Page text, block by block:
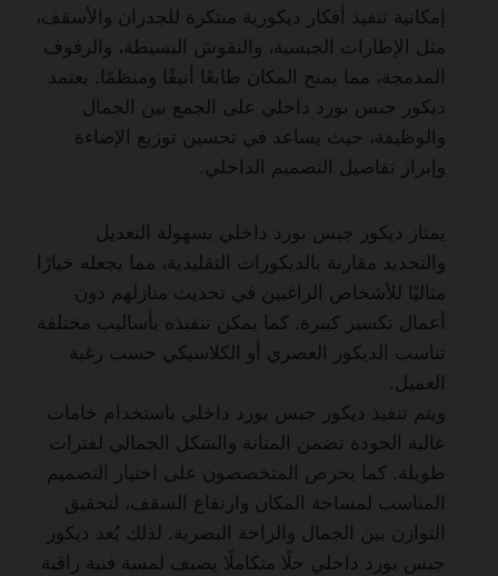
إمكانية تنفيذ أفكار ديكورية مبتكرة للجدران والأسقف،
مثل الإطارات الجبسية، والنقوش البسيطة، والرفوف
المدمجة، مما يمنح المكان طابعًا أنيقًا ومنظمًا. يعتمد
ديكور جبس بورد داخلي على الجمع بين الجمال
والوظيفة، حيث يساعد في تحسين توزيع الإضاءة
وإبراز تفاصيل التصميم الداخلي.
يمتاز ديكور جبس بورد داخلي بسهولة التعديل
والتجديد مقارنة بالديكورات التقليدية، مما يجعله خيارًا
مثاليًا للأشخاص الراغبين في تحديث منازلهم دون
أعمال تكسير كبيرة. كما يمكن تنفيذه بأساليب مختلفة
تناسب الديكور العصري أو الكلاسيكي حسب رغبة
العميل.
ويتم تنفيذ ديكور جبس بورد داخلي باستخدام خامات
عالية الجودة تضمن المتانة والشكل الجمالي لفترات
طويلة. كما يحرص المتخصصون على اختيار التصميم
المناسب لمساحة المكان وارتفاع السقف، لتحقيق
التوازن بين الجمال والراحة البصرية. لذلك يُعد ديكور
جبس بورد داخلي حلًا متكاملًا يضيف لمسة فنية راقية